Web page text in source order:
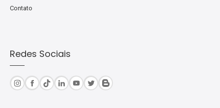
Contato
Redes Sociais